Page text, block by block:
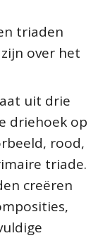
triaden
over het
uit drie
driehoek op
rood,
triade.
creëren